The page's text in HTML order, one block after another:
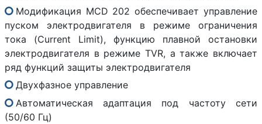
Модификация MCD 202 обеспечивает управление
пуском электродвигателя в режиме ограничения
тока (Current Limit), функцию плавной остановки
электродвигателя в режиме TVR, а также включает
ряд функций защиты электродвигателя
Двухфазное управление
Автоматическая адаптация под частоту сети
(50/60 Гц)